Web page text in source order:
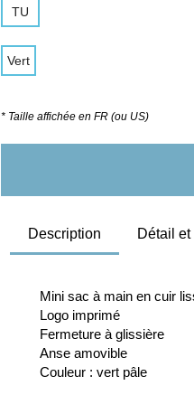
TU
Vert
* Taille affichée en FR (ou US)
Description Détail
Mini sac à main en cuir
Logo imprimé
Fermeture à glissière
Anse amovible
Couleur : vert pâle